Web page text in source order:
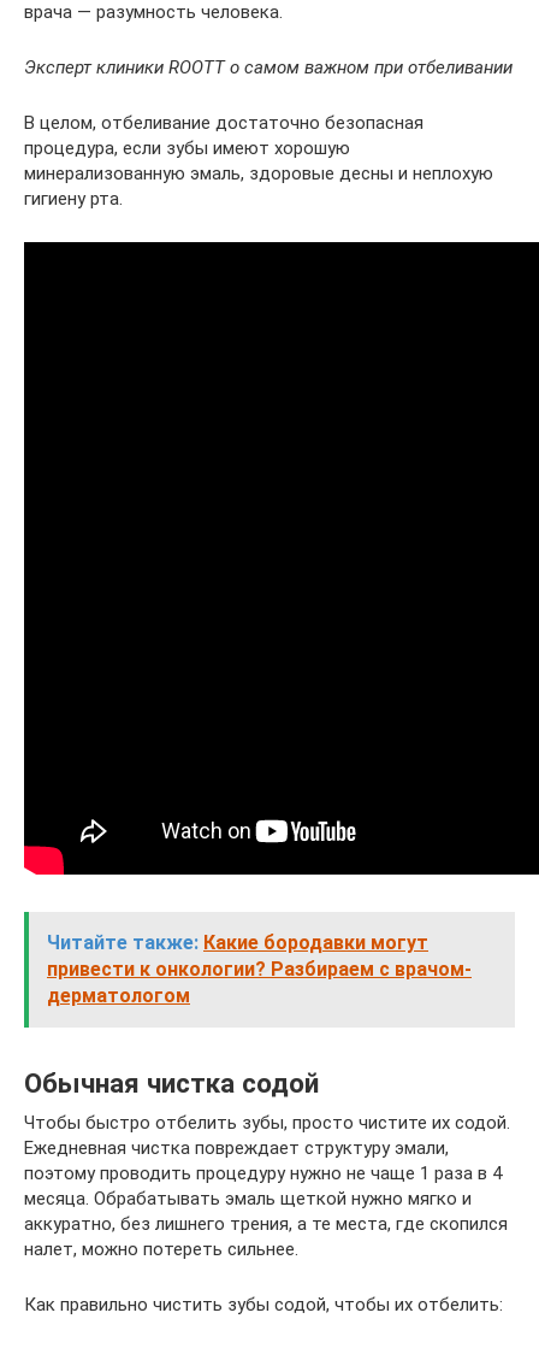
врача — разумность человека.
Эксперт клиники ROOTT о самом важном при отбеливании
В целом, отбеливание достаточно безопасная
процедура, если зубы имеют хорошую
минерализованную эмаль, здоровые десны и неплохую
гигиену рта.
Читайте также: Какие бородавки могут
привести к онкологии? Разбираем с врачом-
дерматологом
Обычная чистка содой
Чтобы быстро отбелить зубы, просто чистите их содой.
Ежедневная чистка повреждает структуру эмали,
поэтому проводить процедуру нужно не чаще 1 раза в 4
месяца. Обрабатывать эмаль щеткой нужно мягко и
аккуратно, без лишнего трения, а те места, где скопился
налет, можно потереть сильнее.
Как правильно чистить зубы содой, чтобы их отбелить: